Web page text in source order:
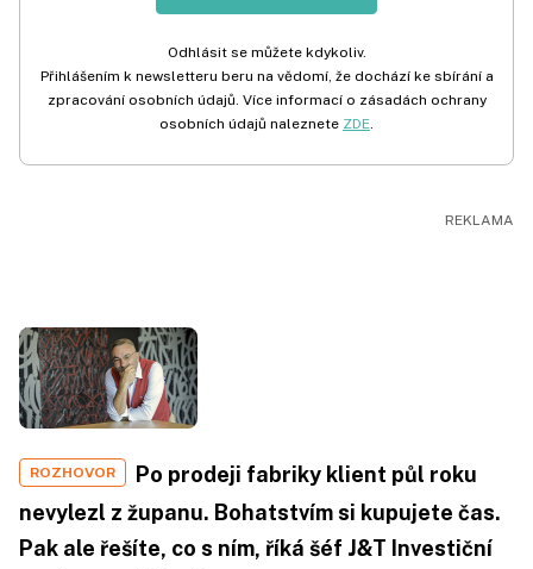
Odhlásit se můžete kdykoliv.
Přihlášením k newsletteru beru na vědomí, že dochází ke sbírání a
zpracování osobních údajů. Více informací o zásadách ochrany
osobních údajů naleznete ZDE.
ROZHOVOR
Po prodeji fabriky klient půl roku
nevylezl z županu. Bohatstvím si kupujete čas.
Pak ale řešíte, co s ním, říká šéf J&T Investiční